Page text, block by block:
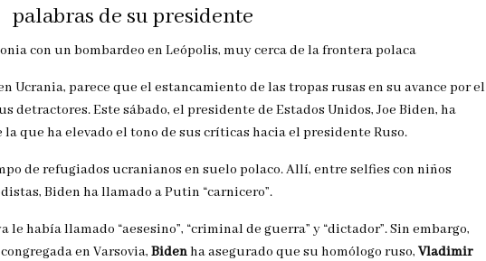
palabras de su presidente
con un bombardeo en Leópolis, muy cerca de la frontera polaca
Ucrania, parece que el estancamiento de las tropas rusas en su avance por el
detractores. Este sábado, el presidente de Estados Unidos, Joe Biden, ha
que ha elevado el tono de sus críticas hacia el presidente Ruso.
de refugiados ucranianos en suelo polaco. Allí, entre selfies con niños
Biden ha llamado a Putin “carnicero”.
le había llamado “aesesino”, “criminal de guerra” y “dictador”. Sin embargo,
en Varsovia, Bidenha asegurado que su homólogo ruso, Vladimir